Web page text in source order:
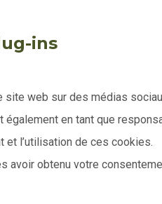
ins
web sur des médias
en tant que
et l’utilisation de ces cookies.
avoir obtenu votre